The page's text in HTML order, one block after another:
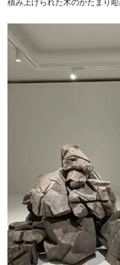
積み上げられた木のかたまり